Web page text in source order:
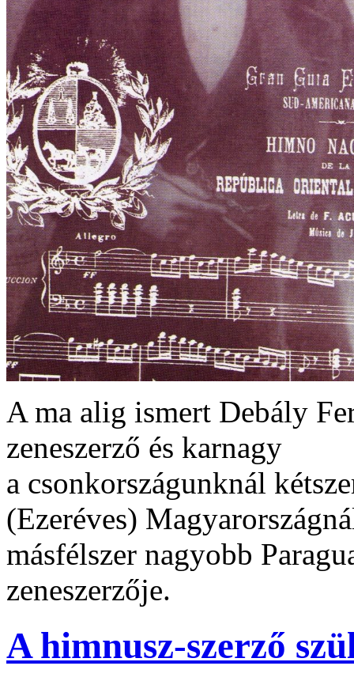
A ma alig ismert Debály
zeneszerző és karnagy
a csonkországunknál
(Ezeréves)
másfélszer nagyobb
zeneszerzője.
A himnusz-szerző